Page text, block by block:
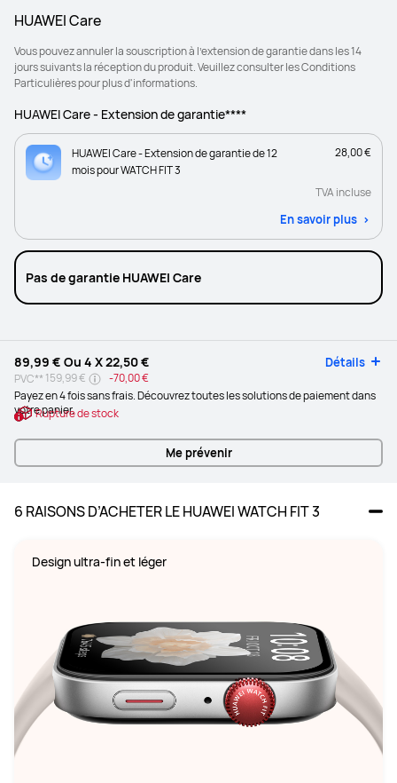
HUAWEI Care
Vous pouvez annuler la souscription à l’extension de garantie dans les 14
jours suivants la réception du produit. Veuillez consulter les Conditions
Particulières pour plus d'informations.
HUAWEI Care - Extension de garantie****
HUAWEI Care - Extension de garantie de 12
mois pour WATCH FIT 3
28,00 €
TVA incluse
En savoir plus
Pas de garantie HUAWEI Care
89,99 € Ou 4 X22,50 € Détails
PVC**159,99 € -70,00 €
Payez en 4 fois sans frais. Découvrez toutes les solutions de paiement dans
votre panier.
Rupture de stock
Me prévenir
6 RAISONS D’ACHETER LE HUAWEI WATCH FIT 3
Design ultra-fin et léger